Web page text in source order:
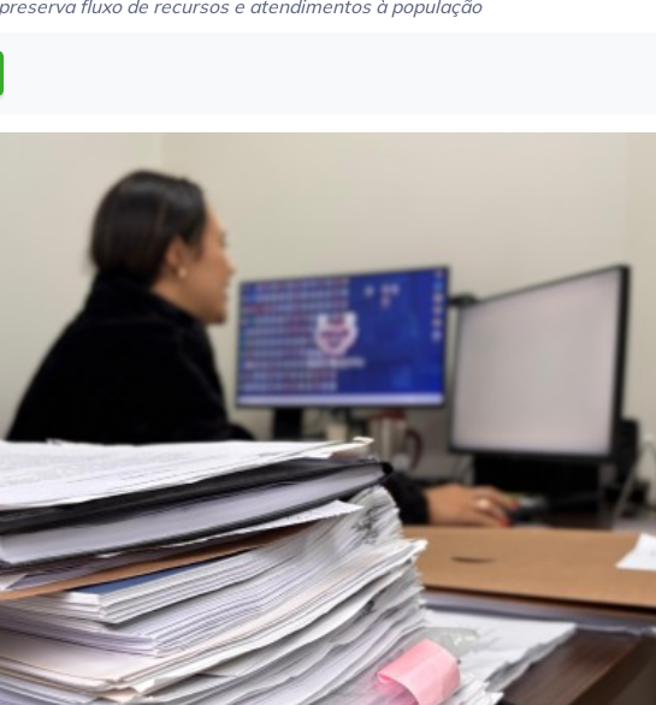
fluxo de recursos e atendimentos à população